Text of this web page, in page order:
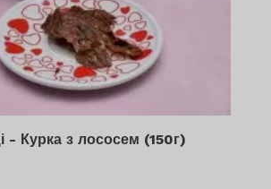
- Курка з лососем (150г)